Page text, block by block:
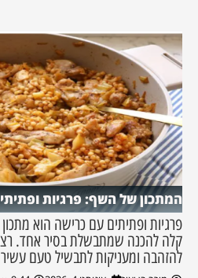
המתכון של השף: פרגיות
פרגיות ופתיתים עם כרישה הוא
קלה להכנה שמתבשלת בסיר אחד.
להזהבה ומעניקות לתבשיל טעם